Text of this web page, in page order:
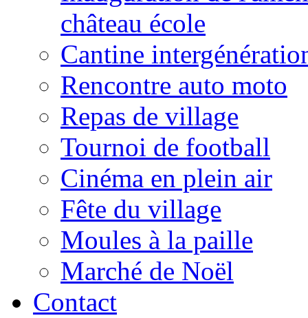
château école
Cantine
Rencontre auto moto
Repas de village
Tournoi de football
Cinéma en plein air
Fête du village
Moules à la paille
Marché de Noël
Contact